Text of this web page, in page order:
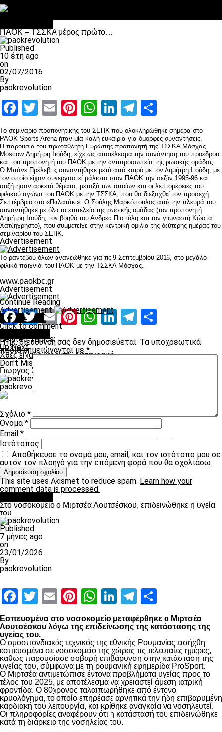
ΠΑΟΚ – ΤΣΣΚΑ μέρος πρώτο…
Published
10 έτη ago
on
02/07/2016
By
paokrevolution
Facebook
Twitter
EmailPinterest
WhatsApp
LinkedIn
Telegram
Το σεμινάριο προπονητικής του ΣΕΠΚ που ολοκληρώθηκε σήμερα στο
PAOK Sports Arena ήταν μία καλή ευκαιρία για όμορφες συναντήσεις.
Η παρουσία του πρωταθλητή Ευρώπης προπονητή της ΤΣΣΚΑ Μόσχας
Moscow Δημήτρη Ιτούδη, είχε ως αποτέλεσμα την συνάντηση του προέδρου
και του προπονητή του ΠΑΟΚ με την αντιπροσωπεία της ρωσικής ομάδας.
Ο Μπάνε Πρέλεβιτς συναντήθηκε μετά από καιρό με τον Δημήτρη Ιτούδη, με
τον οποίο είχαν συνεργαστεί μάλιστα στον ΠΑΟΚ την σεζόν 1995-96 και
συζήτησαν αρκετά θέματα, μεταξύ των οποίων και οι λεπτομέρειες του
φιλικού αγώνα του ΠΑΟΚ με την ΤΣΣΚΑ, που θα διεξαχθεί τον προσεχή
Σεπτέμβριο στο «Παλατάκι». Ο Σούλης Μαρκόπουλος από την πλευρά του
συναντήθηκε με όλο το επιτελείο της ρωσικής ομάδας (τον προπονητή
Δημήτρη Ιτούδη, τον βοηθό του Ανδρέα Πιστιόλη και τον γυμναστή Κώστα
Χατζηχρήστο), που συμμετείχε στην κεντρική ομιλία της δεύτερης ημέρας του
σεμιναρίου του ΣΕΠΚ.
Advertisement
Το ραντεβού όλων ανανεώθηκε για τις 9 Σεπτεμβρίου 2016, στο μεγάλο
φιλικό παιχνίδι του ΠΑΟΚ με την ΤΣΣΚΑ Μόσχας.
www.paokbc.gr
Advertisement
Facebook
Twitter
EmailPinterest
WhatsApp
LinkedIn
Telegram
Related Topics:
Up Next
Χθες είχαμε και έκτη «μεταγραφή»
Don't Miss
Γιώργος Σαββίδης: “Παίζει με τους φιλάθλους ο Βιεϊρίνια”
paokrevolution
Continue Reading
Advertisement
You may like
Click to comment
Η ηλ. διεύθυνση σας δεν δημοσιεύεται. Τα υποχρεωτικά
πεδία σημειώνονται με *
Σχόλιο *
Όνομα*
Email *
Ιστότοπος
Αποθήκευσε το όνομά μου, email, και τον ιστότοπο μου σε
αυτόν τον πλοηγό για την επόμενη φορά που θα σχολιάσω.
This site uses Akismet to reduce spam. Learn how your
comment data is processed.
Στο νοσοκομείο ο Μιρτσέα Λουτσέσκου, επιδεινώθηκε η υγεία
του
Published
7 μήνες ago
on
23/01/2026
By
paokrevolution
Facebook
Twitter
EmailPinterest
WhatsApp
LinkedIn
Telegram
Εσπευσμένα στο νοσοκομείο μεταφέρθηκε ο Μιρτσέα
Λουτσέσκου λόγω της επιδείνωσης της κατάστασης της
υγείας του.
Ο ομοσπονδιακός τεχνικός της εθνικής Ρουμανίας εισήχθη
εσπευσμένα σε νοσοκομείο της χώρας τις τελευταίες ημέρες,
καθώς παρουσίασε σοβαρή επιβάρυνση στην κατάσταση της
υγείας του, σύμφωνα με τη ρουμανική εφημερίδα ProSport.
Ο Μιρτσέα αντιμετώπισε έντονα προβλήματα υγείας προς το
τέλος του 2025, με αποτέλεσμα να χρειαστεί άμεση ιατρική
φροντίδα. Ο 80χρονος ταλαιπωρήθηκε από έντονο
κρυολόγημα, το οποίο επηρέασε αρνητικά την ήδη επιβαρυμένη
καρδιακή του λειτουργία, και κρίθηκε αναγκαία να νοσηλευτεί.
Οι πληροφορίες αναφέρουν ότι η κατάστασή του επιδεινώθηκε
κατά τη διάρκεια της νοσηλείας του.